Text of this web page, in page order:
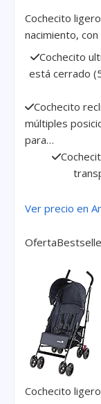
Cochecito
nacimiento,
Cochecito
está cerrado
Cochecito
múltiples
para…
Ver precio en
Oferta
Cochecito